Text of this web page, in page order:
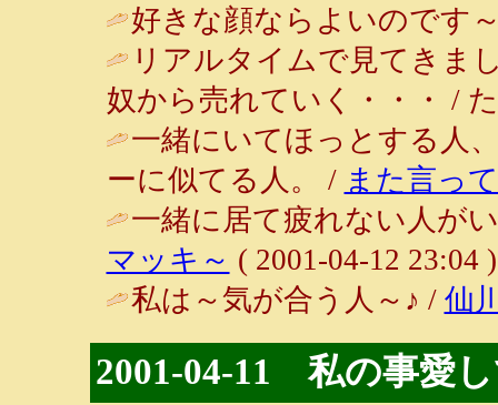
好きな顔ならよいのです
リアルタイムで見てきま
奴から売れていく・・・ /
一緒にいてほっとする人
ーに似てる人。 / また言っ
一緒に居て疲れない人が
マッキ～ ( 2001-04-12 23:04 )
私は～気が合う人～♪ / 仙
2001-04-11 私の事愛